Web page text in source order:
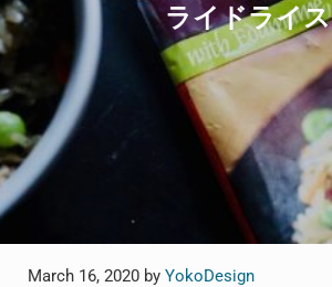
ライドライス
March 16, 2020 by YokoDesign